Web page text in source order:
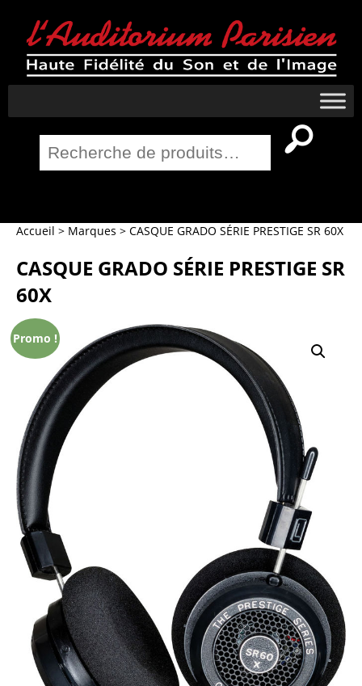
pour :
Accueil > Marques > CASQUE GRADO SÉRIE PRESTIGE SR 60X
CASQUE GRADO SÉRIE PRESTIGE SR
60X
Promo !